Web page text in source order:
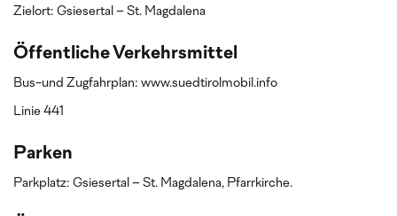
Zielort: Gsiesertal – St. Magdalena
Öffentliche Verkehrsmittel
Bus-und Zugfahrplan: www.suedtirolmobil.info
Linie 441
Parken
Parkplatz: Gsiesertal – St. Magdalena, Pfarrkirche.